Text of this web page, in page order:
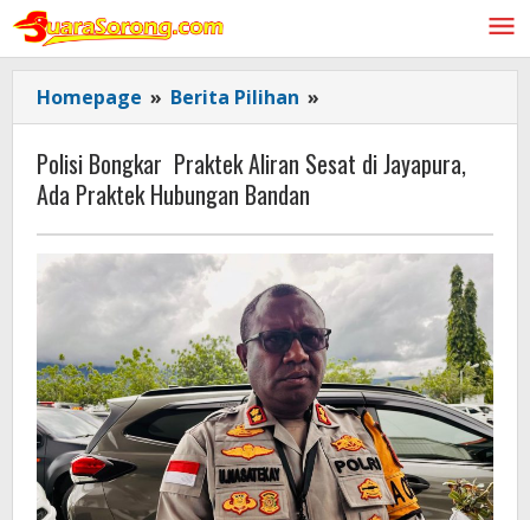
Lewati
konten
Homepage » Berita Pilihan »
Bongkar
Praktek
Aliran
di
Jayapura,
Ada
Praktek
Hubungan
Bandan
Polisi Bongkar Praktek Aliran Sesat di Jayapura,
Ada Praktek Hubungan Bandan